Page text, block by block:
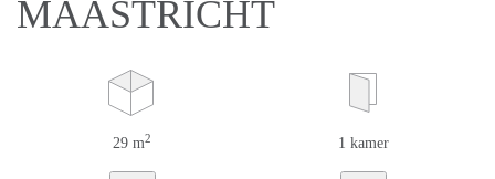
MAASTRICHT
29 m2 1 kamer